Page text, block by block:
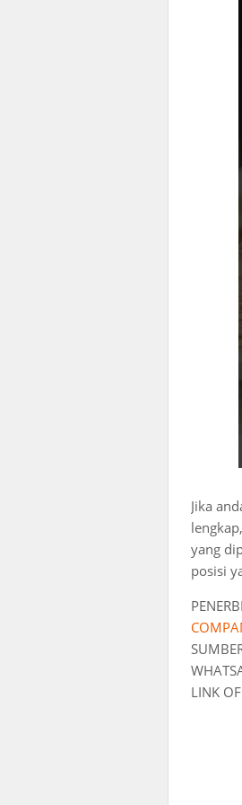
Jika
yang
posisi
LINK